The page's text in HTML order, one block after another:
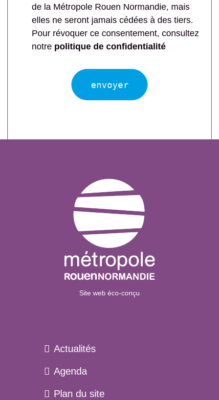
de la Métropole Rouen Normandie, mais
elles ne seront jamais cédées à des tiers.
Pour révoquer ce consentement, consultez
notre politique de confidentialité
Site web éco-conçu
Actualités
Agenda
Plan du site